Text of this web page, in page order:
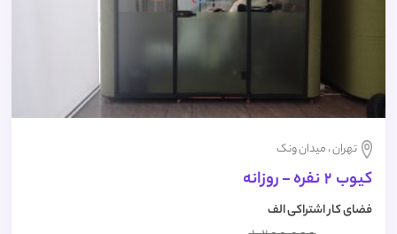
تهران ، میدان ونک
کیوب 2 نفره - روزانه
فضای کار اشتراکی الف